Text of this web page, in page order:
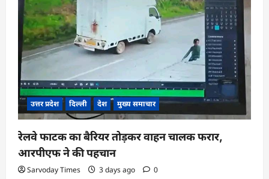
a
o
n
उत्तर प्रदेश दिल्ली देश मुख्य समाचार
रेलवे फाटक का बैरियर तोड़कर वाहन चालक फरार,
आरपीएफ ने की पहचान
Sarvoday Times 3 days ago 0